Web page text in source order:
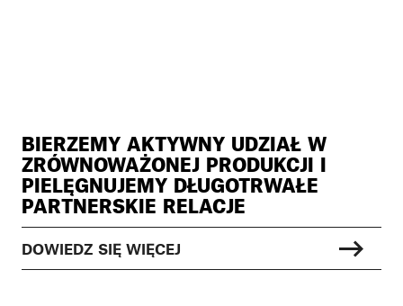
BIERZEMY AKTYWNY UDZIAŁ W
ZRÓWNOWAŻONEJ PRODUKCJI I
PIELĘGNUJEMY DŁUGOTRWAŁE
PARTNERSKIE RELACJE
DOWIEDZ SIĘ WIĘCEJ